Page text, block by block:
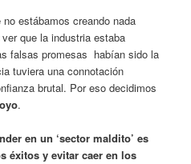
estábamos creando nada
que la industria estaba
falsas promesas habían sido la
tuviera una connotación
brutal. Por eso decidimos
.
en un ‘sector maldito’ es
éxitos y evitar caer en los